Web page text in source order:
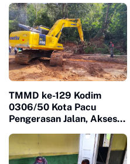
TMMD ke-129 Kodim
0306/50 Kota Pacu
Pengerasan Jalan, Akses
Mendekati Tuntas